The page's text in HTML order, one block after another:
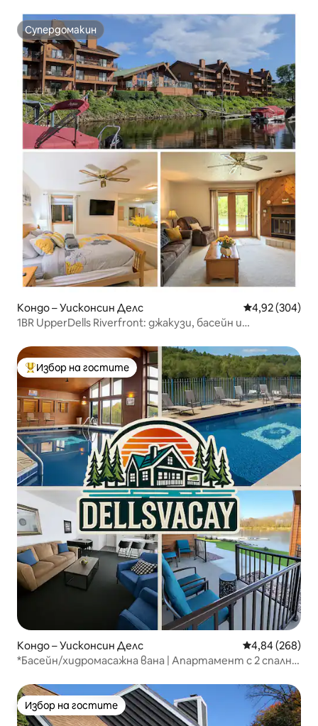
Супердомакин
Супердомакин
Кондо – Уисконсин Делс Средна
4,92 (304)
1BR UpperDells Riverfront: джакузи, басейн и
Най-популярен избор на гостите
Избор на гостите
Кондо – Уисконсин Делс Средна
4,84 (268)
*Басейн/хидромасажна вана | Апартамент с 2 спални
Избор на гостите
Избор на гостите